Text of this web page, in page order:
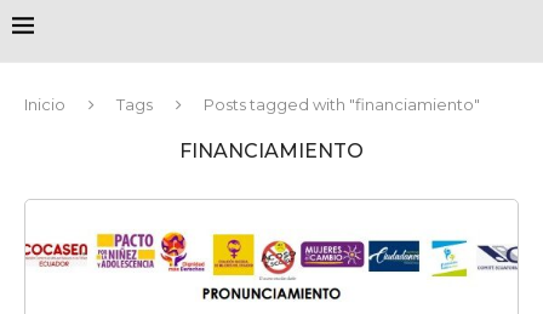
Inicio Tags Posts tagged with "financiamiento"
FINANCIAMIENTO